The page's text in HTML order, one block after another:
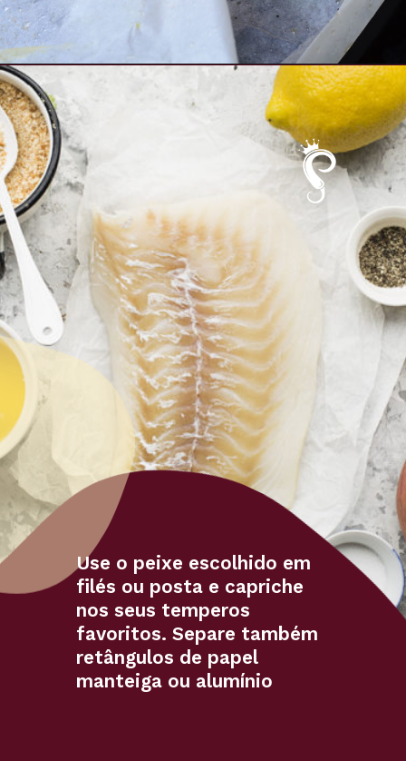
Use o peixe escolhido em
filés ou posta e capriche
nos seus temperos
favoritos. Separe também
retângulos de papel
manteiga ou alumínio